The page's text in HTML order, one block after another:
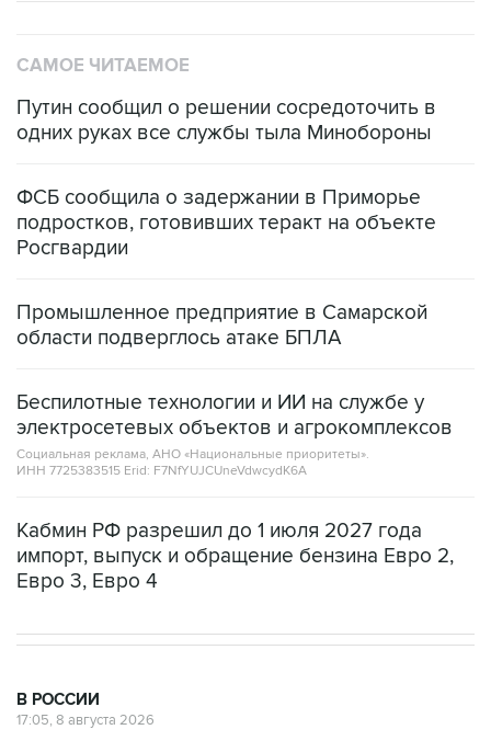
САМОЕ ЧИТАЕМОЕ
Путин сообщил о решении сосредоточить в
одних руках все службы тыла Минобороны
ФСБ сообщила о задержании в Приморье
подростков, готовивших теракт на объекте
Росгвардии
Промышленное предприятие в Самарской
области подверглось атаке БПЛА
Беспилотные технологии и ИИ на службе у
электросетевых объектов и агрокомплексов
Социальная реклама, АНО «Национальные приоритеты».
ИНН 7725383515 Erid: F7NfYUJCUneVdwcydK6A
Кабмин РФ разрешил до 1 июля 2027 года
импорт, выпуск и обращение бензина Евро 2,
Евро 3, Евро 4
В РОССИИ
17:05, 8 августа 2026